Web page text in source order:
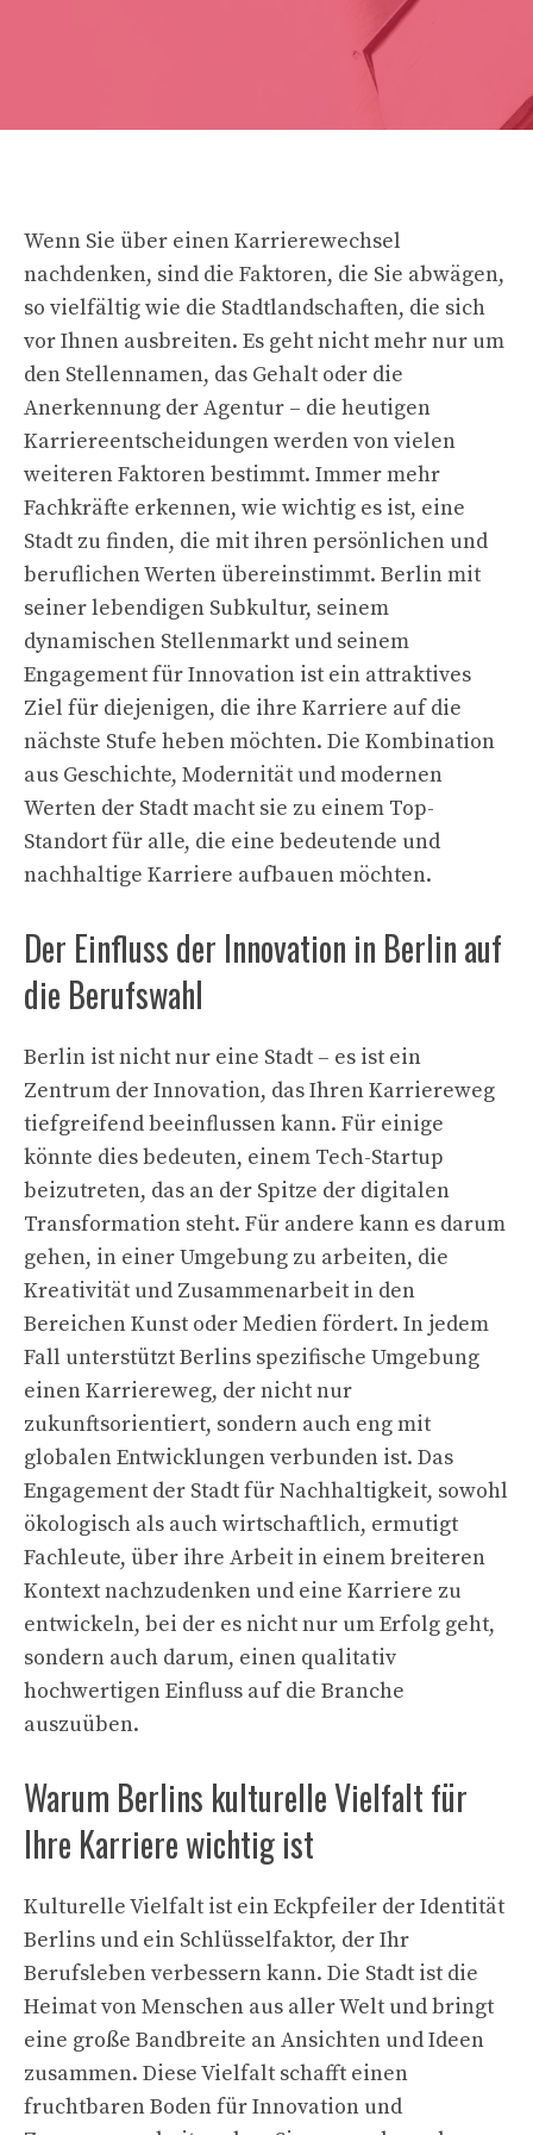
Wenn Sie über einen Karrierewechsel
nachdenken, sind die Faktoren, die Sie abwägen,
so vielfältig wie die Stadtlandschaften, die sich
vor Ihnen ausbreiten. Es geht nicht mehr nur um
den Stellennamen, das Gehalt oder die
Anerkennung der Agentur – die heutigen
Karriereentscheidungen werden von vielen
weiteren Faktoren bestimmt. Immer mehr
Fachkräfte erkennen, wie wichtig es ist, eine
Stadt zu finden, die mit ihren persönlichen und
beruflichen Werten übereinstimmt. Berlin mit
seiner lebendigen Subkultur, seinem
dynamischen Stellenmarkt und seinem
Engagement für Innovation ist ein attraktives
Ziel für diejenigen, die ihre Karriere auf die
nächste Stufe heben möchten. Die Kombination
aus Geschichte, Modernität und modernen
Werten der Stadt macht sie zu einem Top-
Standort für alle, die eine bedeutende und
nachhaltige Karriere aufbauen möchten.
Der Einfluss der Innovation in Berlin auf
die Berufswahl
Berlin ist nicht nur eine Stadt – es ist ein
Zentrum der Innovation, das Ihren Karriereweg
tiefgreifend beeinflussen kann. Für einige
könnte dies bedeuten, einem Tech-Startup
beizutreten, das an der Spitze der digitalen
Transformation steht. Für andere kann es darum
gehen, in einer Umgebung zu arbeiten, die
Kreativität und Zusammenarbeit in den
Bereichen Kunst oder Medien fördert. In jedem
Fall unterstützt Berlins spezifische Umgebung
einen Karriereweg, der nicht nur
zukunftsorientiert, sondern auch eng mit
globalen Entwicklungen verbunden ist. Das
Engagement der Stadt für Nachhaltigkeit, sowohl
ökologisch als auch wirtschaftlich, ermutigt
Fachleute, über ihre Arbeit in einem breiteren
Kontext nachzudenken und eine Karriere zu
entwickeln, bei der es nicht nur um Erfolg geht,
sondern auch darum, einen qualitativ
hochwertigen Einfluss auf die Branche
auszuüben.
Warum Berlins kulturelle Vielfalt für
Ihre Karriere wichtig ist
Kulturelle Vielfalt ist ein Eckpfeiler der Identität
Berlins und ein Schlüsselfaktor, der Ihr
Berufsleben verbessern kann. Die Stadt ist die
Heimat von Menschen aus aller Welt und bringt
eine große Bandbreite an Ansichten und Ideen
zusammen. Diese Vielfalt schafft einen
fruchtbaren Boden für Innovation und